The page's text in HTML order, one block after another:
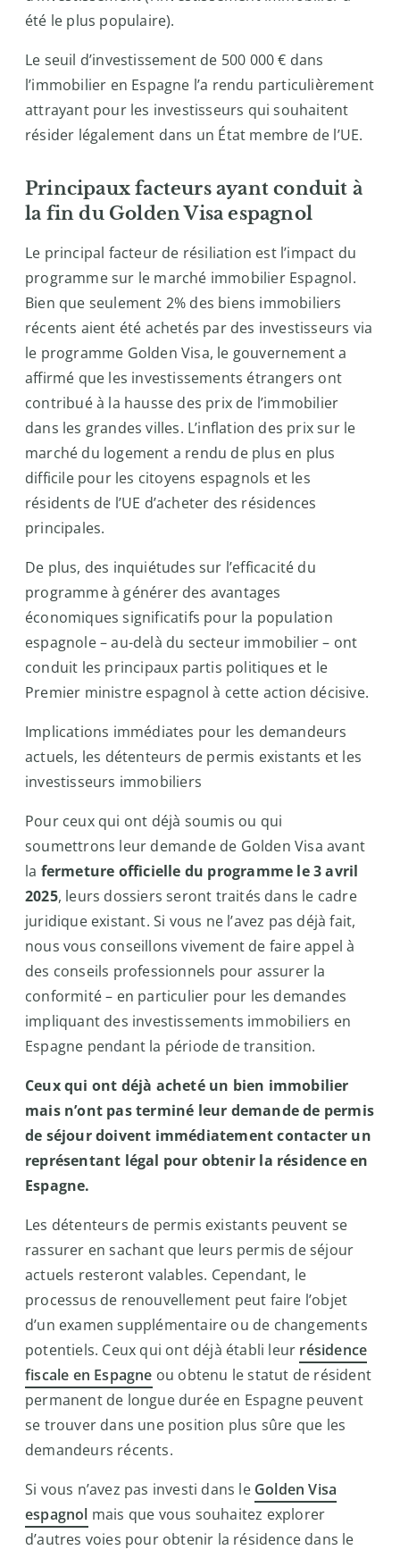
été le plus populaire).
Le seuil d’investissement de 500 000 € dans
l’immobilier en Espagne l’a rendu particulièrement
attrayant pour les investisseurs qui souhaitent
résider légalement dans un État membre de l’UE.
Principaux facteurs ayant conduit à
la fin du Golden Visa espagnol
Le principal facteur de résiliation est l’impact du
programme sur le marché immobilier Espagnol.
Bien que seulement 2% des biens immobiliers
récents aient été achetés par des investisseurs via
le programme Golden Visa, le gouvernement a
affirmé que les investissements étrangers ont
contribué à la hausse des prix de l’immobilier
dans les grandes villes. L’inflation des prix sur le
marché du logement a rendu de plus en plus
difficile pour les citoyens espagnols et les
résidents de l’UE d’acheter des résidences
principales.
De plus, des inquiétudes sur l’efficacité du
programme à générer des avantages
économiques significatifs pour la population
espagnole – au-delà du secteur immobilier – ont
conduit les principaux partis politiques et le
Premier ministre espagnol à cette action décisive.
Implications immédiates pour les demandeurs
actuels, les détenteurs de permis existants et les
investisseurs immobiliers
Pour ceux qui ont déjà soumis ou qui
soumettrons leur demande de Golden Visa avant
la fermeture officielle du programme le 3 avril
2025, leurs dossiers seront traités dans le cadre
juridique existant. Si vous ne l’avez pas déjà fait,
nous vous conseillons vivement de faire appel à
des conseils professionnels pour assurer la
conformité – en particulier pour les demandes
impliquant des investissements immobiliers en
Espagne pendant la période de transition.
Ceux qui ont déjà acheté un bien immobilier
mais n’ont pas terminé leur demande de permis
de séjour doivent immédiatement contacter un
représentant légal pour obtenir la résidence en
Espagne.
Les détenteurs de permis existants peuvent se
rassurer en sachant que leurs permis de séjour
actuels resteront valables. Cependant, le
processus de renouvellement peut faire l’objet
d’un examen supplémentaire ou de changements
potentiels. Ceux qui ont déjà établi leur résidence
fiscale en Espagne ou obtenu le statut de résident
permanent de longue durée en Espagne peuvent
se trouver dans une position plus sûre que les
demandeurs récents.
Si vous n’avez pas investi dans le Golden Visa
espagnol mais que vous souhaitez explorer
d’autres voies pour obtenir la résidence dans le